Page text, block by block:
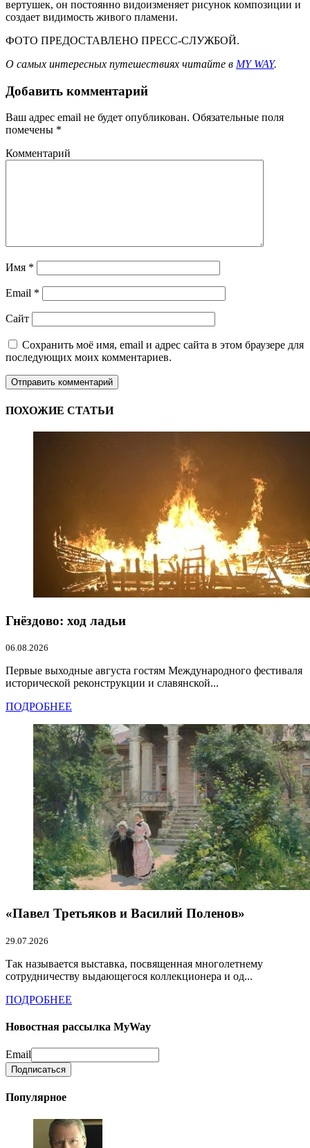
вертушек, он постоянно видоизменяет рисунок композиции и
создает видимость живого пламени.
ФОТО ПРЕДОСТАВЛЕНО ПРЕСС-СЛУЖБОЙ.
О самых интересных путешествиях читайте в MY WAY.
Добавить комментарий
Ваш адрес email не будет опубликован. Обязательные поля
помечены *
Комментарий
Имя *
Email *
Сайт
Сохранить моё имя, email и адрес сайта в этом браузере для
последующих моих комментариев.
ПОХОЖИЕ СТАТЬИ
Гнёздово: ход ладьи
06.08.2026
Первые выходные августа гостям Международного фестиваля
исторической реконструкции и славянской...
ПОДРОБНЕЕ
«Павел Третьяков и Василий Поленов»
29.07.2026
Так называется выставка, посвященная многолетнему
сотрудничеству выдающегося коллекционера и од...
ПОДРОБНЕЕ
Новостная рассылка MyWay
Email
Популярное